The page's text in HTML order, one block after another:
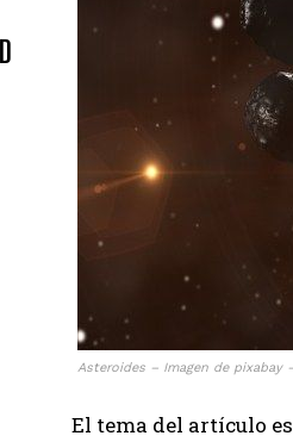
Asteroides – Imagen de pixabay
El tema del artículo